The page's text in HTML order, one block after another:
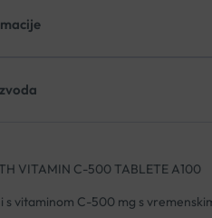
VITAMIN C-500 TABLETE A100
s vitaminom C-500 mg s